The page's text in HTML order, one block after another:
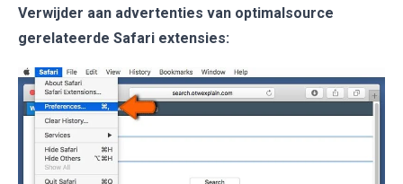
Verwijder aan advertenties van optimalsource
gerelateerde Safari extensies: